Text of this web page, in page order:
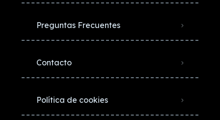
Preguntas Frecuentes
Contacto
Política de cookies